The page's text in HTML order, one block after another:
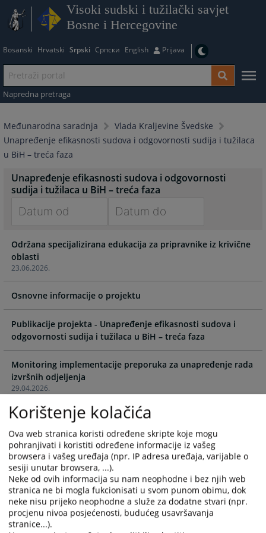
Visoki sudski i tužilački savjet
Bosne i Hercegovine
Bosanski Hrvatski Srpski Српски English Prijava
Napredna pretraga
Međunarodna saradnja
Vlada Kraljevine Švedske
Unapređenje efikasnosti sudova i odgovornosti sudija i tužilaca
u BiH – treća faza
Unapređenje efikasnosti sudova i odgovornosti
sudija i tužilaca u BiH – treća faza
forward
to
interact
with
the
calendar
and
select
a
date.
Press
the
mark
key
to
get
the
keyboard
shortcuts
for
changing
forward
with
the
calendar
and
select
a
date.
mark
key
to
get
the
keyboard
shortcuts
for
changing
23.06.2026.
Održana specijalizirana edukacija za pripravnike iz krivične
oblasti
Osnovne informacije o projektu
Publikacije projekta - Unapređenje efikasnosti sudova i
odgovornosti sudija i tužilaca u BiH – treća faza
29.04.2026.
Monitoring implementacije preporuka za unapređenje rada
izvršnih odjeljenja
18.02.2026.
Učenje kroz praksu: Održana specijalizirana edukacija za
pripravnike iz krivične oblasti
22.12.2025.
Unaprjeđenje učinkovitosti ovršnih postupaka u sudovima
Bosne i Hercegovine
Ravnatelj Švedske agencije za izvršenje i veleposlanica
Korištenje kolačića
Ova web stranica koristi određene skripte koje mogu
pohranjivati i koristiti određene informacije iz vašeg
browsera i vašeg uređaja (npr. IP adresa uređaja, varijable o
sesiji unutar browsera, ...).
Neke od ovih informacija su nam neophodne i bez njih web
stranica ne bi mogla fukcionisati u svom punom obimu, dok
neke nisu prijeko neophodne a služe za dodatne stvari (npr.
procjenu nivoa posjećenosti, budućeg usavršavanja
stranice...).